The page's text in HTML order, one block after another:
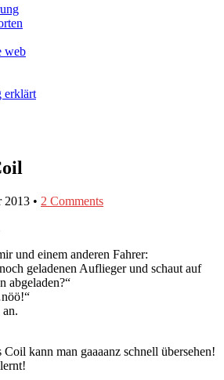
web
erklärt
2013 • 2 Comments
und einem anderen Fahrer:
geladenen Auflieger und schaut auf
abgeladen?“
kann man gaaaanz schnell übersehen!